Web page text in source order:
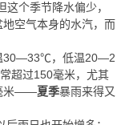
个季节降水偏少，
空气本身的水汽，而
30—33℃，低温20—2
超过150毫米，尤其
米——夏季暴雨来得又